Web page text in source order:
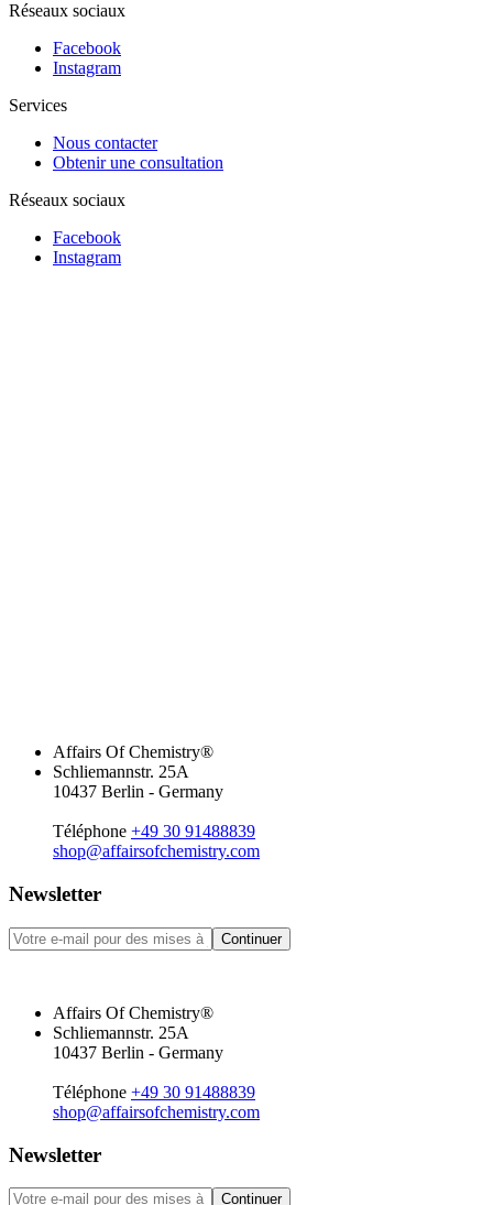
Réseaux sociaux
Facebook
Instagram
Services
Nous contacter
Obtenir une consultation
Réseaux sociaux
Facebook
Instagram
Affairs Of Chemistry®
Schliemannstr. 25A
10437 Berlin - Germany
Téléphone +49 30 91488839
shop@affairsofchemistry.com
Newsletter
Continuer
Affairs Of Chemistry®
Schliemannstr. 25A
10437 Berlin - Germany
Téléphone +49 30 91488839
shop@affairsofchemistry.com
Newsletter
Continuer